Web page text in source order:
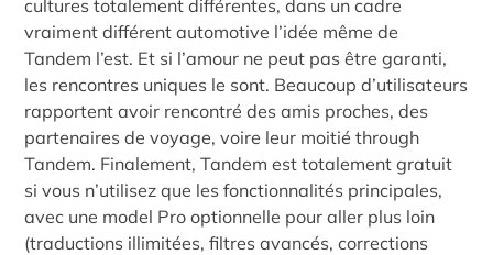
cultures totalement différentes, dans un cadre
vraiment différent automotive l’idée même de
Tandem l’est. Et si l’amour ne peut pas être garanti,
les rencontres uniques le sont. Beaucoup d’utilisateurs
rapportent avoir rencontré des amis proches, des
partenaires de voyage, voire leur moitié through
Tandem. Finalement, Tandem est totalement gratuit
si vous n’utilisez que les fonctionnalités principales,
avec une model Pro optionnelle pour aller plus loin
(traductions illimitées, filtres avancés, corrections